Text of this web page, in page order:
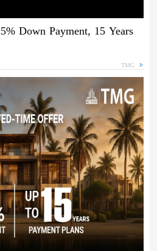
Down Payment, 15 Years
TMG